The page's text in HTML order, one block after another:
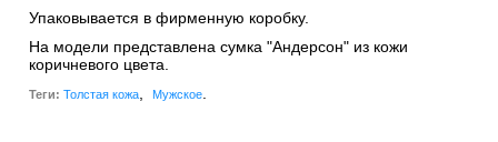
Упаковывается в фирменную коробку.
На модели представлена сумка "Андерсон" из кожи
коричневого цвета.
Теги: Толстая кожа Мужское.